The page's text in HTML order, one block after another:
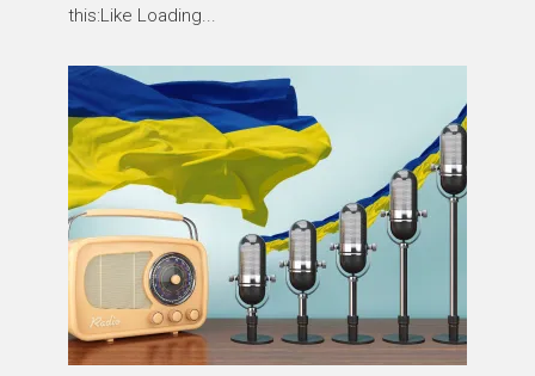
this:Like Loading...